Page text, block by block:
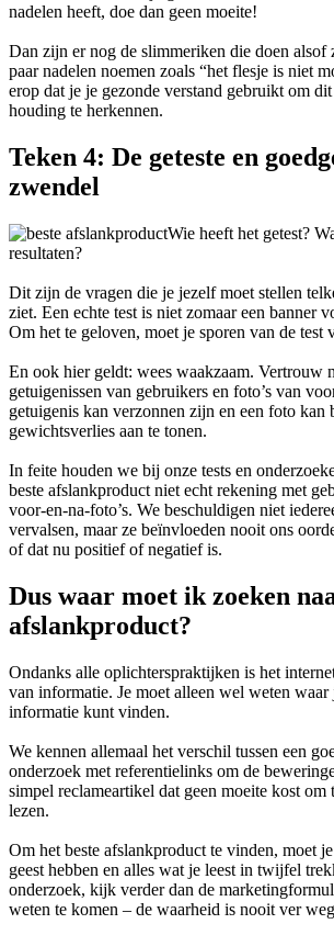
nadelen heeft, doe dan geen moeite!
Dan zijn er nog de slimmeriken die doen alsof
paar nadelen noemen zoals “het flesje is niet
erop dat je je gezonde verstand gebruikt om
houding te herkennen.
Teken 4: De geteste en
zwendel
Wie heeft het getest?
resultaten?
Dit zijn de vragen die je jezelf moet stellen
ziet. Een echte test is niet zomaar een banner
Om het te geloven, moet je sporen van de test
En ook hier geldt: wees waakzaam. Vertrouw
getuigenissen van gebruikers en foto’s van
getuigenis kan verzonnen zijn en een foto kan
gewichtsverlies aan te tonen.
In feite houden we bij onze tests en
beste afslankproduct niet echt rekening met
voor-en-na-foto’s. We beschuldigen niet
vervalsen, maar ze beïnvloeden nooit ons
of dat nu positief of negatief is.
Dus waar moet ik zoeken
afslankproduct?
Ondanks alle oplichterspraktijken is het
van informatie. Je moet alleen wel weten waar
informatie kunt vinden.
We kennen allemaal het verschil tussen een
onderzoek met referentielinks om de
simpel reclameartikel dat geen moeite kost om
lezen.
Om het beste afslankproduct te vinden, moet
geest hebben en alles wat je leest in twijfel
onderzoek, kijk verder dan de
weten te komen – de waarheid is nooit ver